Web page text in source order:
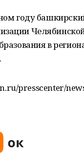
году
в
presscenter/